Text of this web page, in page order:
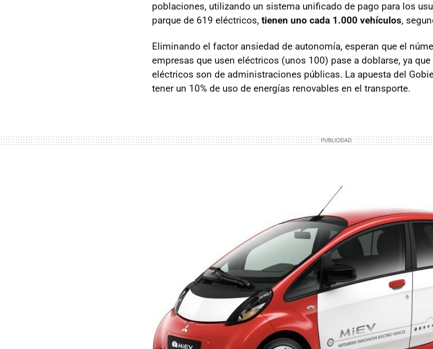
poblaciones, utilizando un sistema unificado de pago para los
parque de 619 eléctricos, tienen uno cada 1.000 vehículos,
Eliminando el factor ansiedad de autonomía, esperan que el
empresas que usen eléctricos (unos 100) pase a doblarse, ya
eléctricos son de administraciones públicas. La apuesta del
tener un 10% de uso de energías renovables en el transporte.